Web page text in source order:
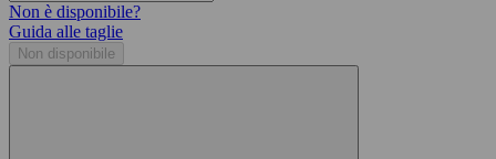
Non è disponibile?
Guida alle taglie
Non disponibile